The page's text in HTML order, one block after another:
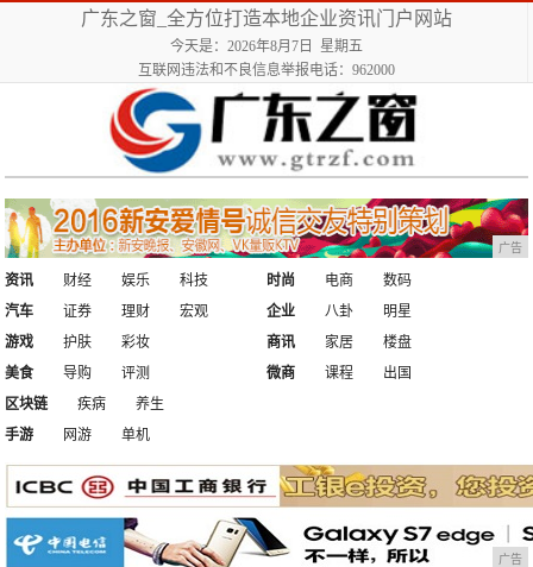
广东之窗_全方位打造本地企业资讯门户网站
今天是：2026年8月7日 星期五
互联网违法和不良信息举报电话：962000
广告
资讯 财经 娱乐
科技
汽车
证券 理财 宏观
时尚 电商
数码
企业
八卦
明星
游戏
护肤
彩妆
美食
导购 评测
商讯 家居
楼盘
微商
课程
出国
区块链
疾病
养生
手游
网游 单机
广告